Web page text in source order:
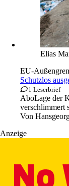
Elias
EU-
Schutzlos
1 Leserbrief
AboLage der
verschlimmert
Von
Anzeige